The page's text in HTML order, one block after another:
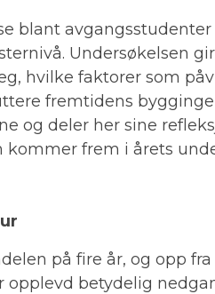
blant avgangsstudenter
Undersøkelsen
hvilke faktorer som
fremtidens
og deler her sine
frem i årets
på fire år, og opp fra
betydelig